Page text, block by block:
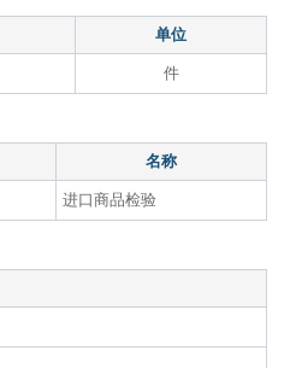
单位
件
名称
进口商品检验